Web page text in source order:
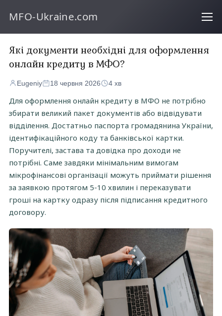
MFO-Ukraine.com
Які документи необхідні для оформлення
онлайн кредиту в МФО?
Eugeniy 18 червня 2026 4 хв
Для оформлення онлайн кредиту в МФО не потрібно
збирати великий пакет документів або відвідувати
відділення. Достатньо паспорта громадянина України,
ідентифікаційного коду та банківської картки.
Поручителі, застава та довідка про доходи не
потрібні. Саме завдяки мінімальним вимогам
мікрофінансові організації можуть приймати рішення
за заявкою протягом 5-10 хвилин і переказувати
гроші на картку одразу після підписання кредитного
договору.